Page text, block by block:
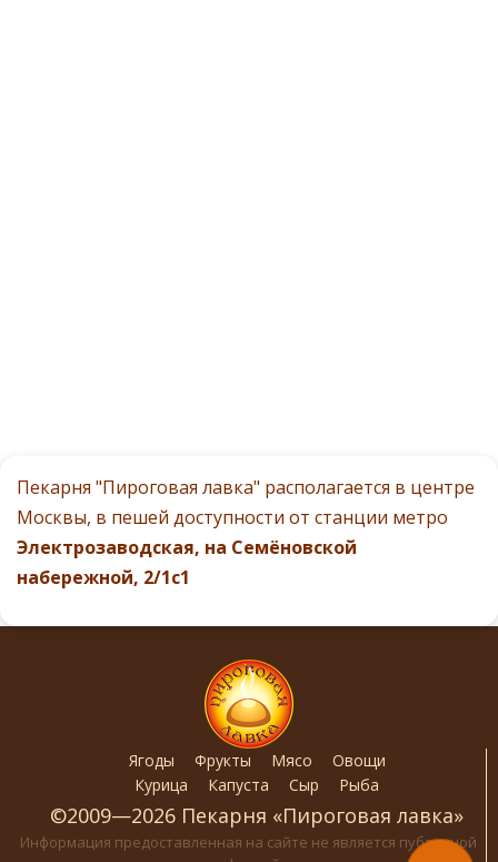
Пекарня "Пироговая лавка" располагается в центре
Москвы, в пешей доступности от станции метро
Электрозаводская, на Семёновской
набережной, 2/1с1
Ягоды Фрукты Мясо
Овощи
Курица
Капуста Сыр Рыба
©2009—2026 Пекарня «Пироговая лавка»
Информация предоставленная на сайте не является публичной